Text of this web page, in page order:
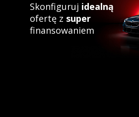
Skonfiguruj idealną
ofertę z super
finansowaniem